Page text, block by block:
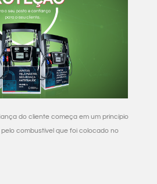
do cliente começa em um princípio
combustível que foi colocado no